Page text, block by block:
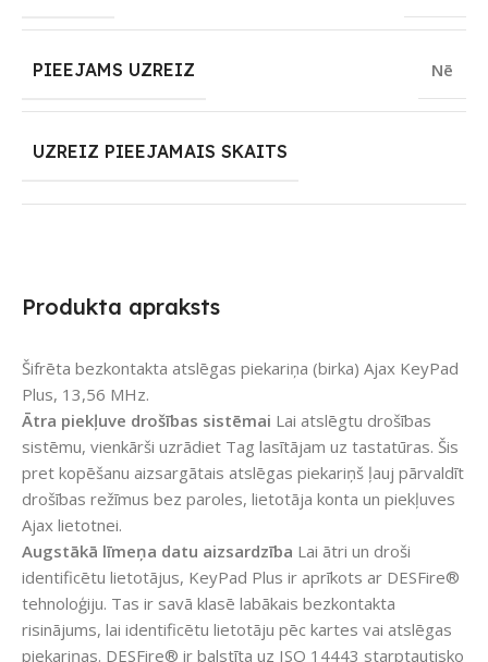
Produkta apraksts
Šifrēta bezkontakta atslēgas piekariņa (birka) Ajax KeyPad
Plus, 13,56 MHz.
Ātra piekļuve drošības sistēmai Lai atslēgtu drošības
sistēmu, vienkārši uzrādiet Tag lasītājam uz tastatūras. Šis
pret kopēšanu aizsargātais atslēgas piekariņš ļauj pārvaldīt
drošības režīmus bez paroles, lietotāja konta un piekļuves
Ajax lietotnei.
Augstākā līmeņa datu aizsardzība Lai ātri un droši
identificētu lietotājus, KeyPad Plus ir aprīkots ar DESFire®
tehnoloģiju. Tas ir savā klasē labākais bezkontakta
risinājums, lai identificētu lietotāju pēc kartes vai atslēgas
piekariņas. DESFire® ir balstīta uz ISO 14443 starptautisko
PIEEJAMS UZREIZ Nē
UZREIZ PIEEJAMAIS SKAITS